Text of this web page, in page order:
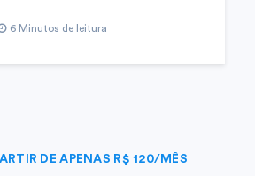
6 Minutos de leitura
DE APENAS R$ 120/MÊS